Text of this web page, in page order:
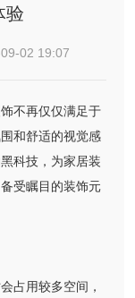
验
02 19:07
不再仅仅满足于
和舒适的视觉感
科技，为家居装
受瞩目的装饰元
占用较多空间，